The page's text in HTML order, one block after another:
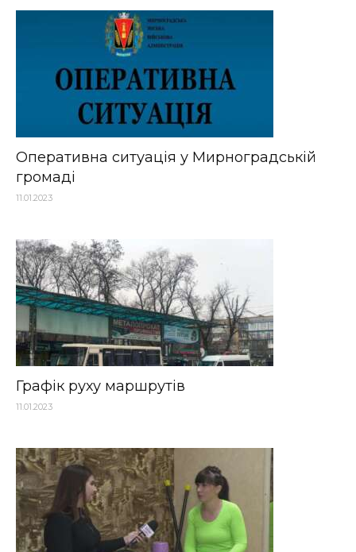
Оперативна ситуація у Мирноградській
громаді
11.01.2023
Графік руху маршрутів
11.01.2023